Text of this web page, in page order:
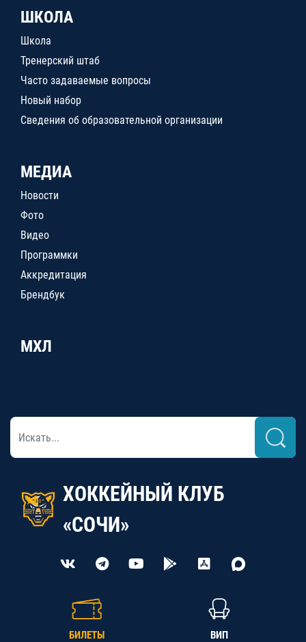
ШКОЛА
Школа
Тренерский штаб
Часто задаваемые вопросы
Новый набор
Сведения об образовательной организации
МЕДИА
Новости
Фото
Видео
Программки
Аккредитация
Брендбук
МХЛ
ХОККЕЙНЫЙ КЛУБ
«СОЧИ»
БИЛЕТЫ ВИП